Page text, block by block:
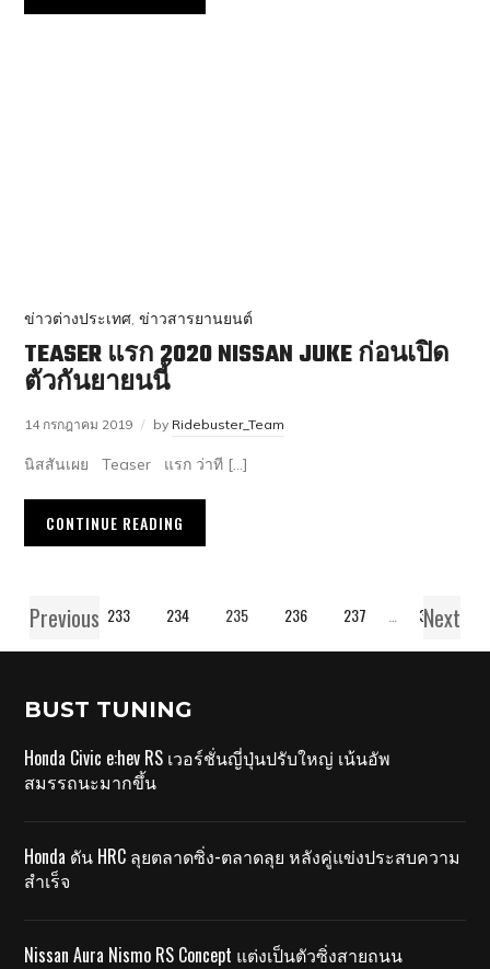
ข่าวต่างประเทศ ,ข่าวสารยานยนต์
TEASER แรก 2020 NISSAN JUKE ก่อนเปิด
ตัวกันยายนนี้
14 กรกฎาคม 2019 by Ridebuster_Team
นิสสันเผย Teaser แรก ว่าที […]
CONTINUE READING
Previous
1 … 233 234 235 236 237 363
Next
BUST TUNING
Honda Civic e:hev RS เวอร์ชั่นญี่ปุ่นปรับใหญ่ เน้นอัพ
สมรรถนะมากขึ้น
Honda ดัน HRC ลุยตลาดซิ่ง-ตลาดลุย หลังคู่แข่งประสบความ
สำเร็จ
Nissan Aura Nismo RS Concept แต่งเป็นตัวซิ่งสายถนน